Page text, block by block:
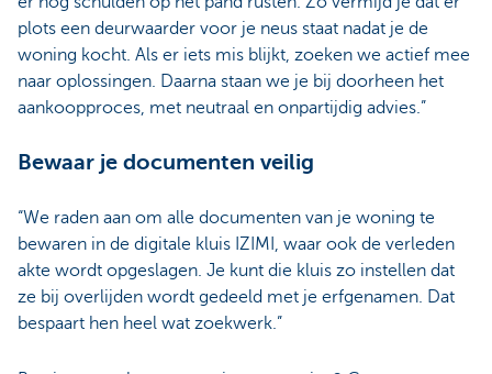
plots een deurwaarder voor je neus staat nadat je de
woning kocht. Als er iets mis blijkt, zoeken we actief mee
naar oplossingen. Daarna staan we je bij doorheen het
aankoopproces, met neutraal en onpartijdig advies.”
Bewaar je documenten veilig
“We raden aan om alle documenten van je woning te
bewaren in de digitale kluis IZIMI, waar ook de verleden
akte wordt opgeslagen. Je kunt die kluis zo instellen dat
ze bij overlijden wordt gedeeld met je erfgenamen. Dat
bespaart hen heel wat zoekwerk.”